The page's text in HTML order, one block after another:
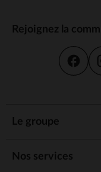
Rejoignez la
Le groupe
Nos services